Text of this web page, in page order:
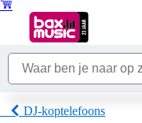
DJ-koptelefoons